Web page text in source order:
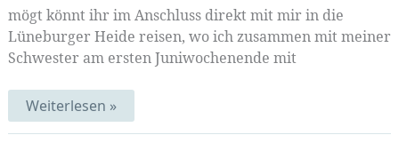
mögt könnt ihr im Anschluss direkt mit mir in die
Lüneburger Heide reisen, wo ich zusammen mit meiner
Schwester am ersten Juniwochenende mit
Altes
Leinen,
textile
Weiterlesen »